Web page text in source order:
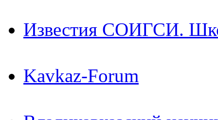
Известия СОИГСИ.
Kavkaz-Forum